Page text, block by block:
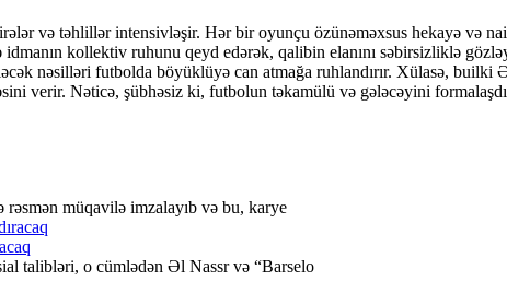
və təhlillər intensivləşir. Hər bir oyunçu özünəməxsus hekayə və
kollektiv ruhunu qeyd edərək, qalibin elanını səbirsizliklə
nəsilləri futbolda böyüklüyə can atmağa ruhlandırır. Xülasə,
verir. Nəticə, şübhəsiz ki, futbolun təkamülü və gələcəyini
müqavilə imzalayıb və bu, karye
talibləri, o cümlədən Əl Nassr və “Barselo